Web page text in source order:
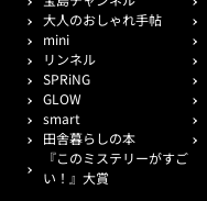
大人のおしゃれ手帖
mini
リンネル
SPRiNG
GLOW
smart
田舎暮らしの本
『このミステリーがすご
い！』大賞